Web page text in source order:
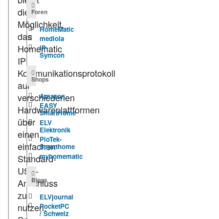
die
Möglichkeit,
das
Homematic
IP
Kommunikationsprotokoll
auf
verschiedenen
Hardwareplattformen
über
einen
einfachen
Standard-
USB-
Anschluss
zu
nutzen.
Foren
HomeMatic
mediola
IP-
Symcon
Shops
Amazon
EASY
SmartHome
ELV
Elektronik
PioTek-
Smarthome
myhomematic
Blogs
ELVjournal
PocketPC
/ Schweiz